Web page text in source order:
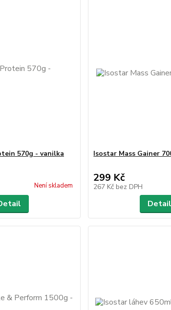
570g - vanilka
Není skladem
Isostar Mass Gainer
299 Kč
267 Kč bez DPH
Detail